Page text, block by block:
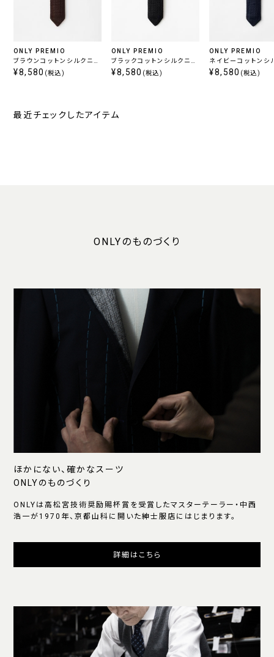
ONLY PREMIO
ブラウンコットンシルクニッ
トタイ
¥8,580 (税込)
ONLY PREMIO
ブラックコットンシルクニッ
トタイ
¥8,580 (税込)
ONLY PREMIO
ネイビーコットンシ
トタイ
¥8,580 (税込)
最近チェックしたアイテム
ONLYのものづくり
ほかにない、確かなスーツ
ONLYのものづくり
ONLYは高松宮技術奨励賜杯賞を受賞したマスターテーラー・中西
浩一が1970年、京都山科に開いた紳士服店にはじまります。
詳細はこちら